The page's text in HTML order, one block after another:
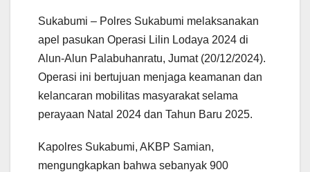
Sukabumi – Polres Sukabumi melaksanakan
apel pasukan Operasi Lilin Lodaya 2024 di
Alun-Alun Palabuhanratu, Jumat (20/12/2024).
Operasi ini bertujuan menjaga keamanan dan
kelancaran mobilitas masyarakat selama
perayaan Natal 2024 dan Tahun Baru 2025.
Kapolres Sukabumi, AKBP Samian,
mengungkapkan bahwa sebanyak 900